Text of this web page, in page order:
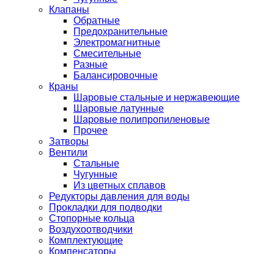
Клапаны
Обратные
Предохранительные
Электромагнитные
Смесительные
Разные
Балансировочные
Краны
Шаровые стальные и нержавеющие
Шаровые латунные
Шаровые полипропиленовые
Прочее
Затворы
Вентили
Стальные
Чугунные
Из цветных сплавов
Редукторы давления для воды
Прокладки для подводки
Стопорные кольца
Воздухоотводчики
Комплектующие
Компенсаторы